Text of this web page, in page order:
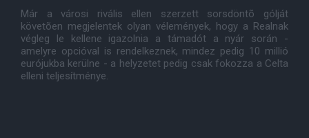
Már a városi rivális ellen szerzett sorsdöntõ gólját
követõen megjelentek olyan vélemények, hogy a Realnak
végleg le kellene igazolnia a támadót a nyár során -
amelyre opcióval is rendelkeznek, mindez pedig 10 millió
eurójukba kerülne - a helyzetet pedig csak fokozza a Celta
elleni teljesítménye.